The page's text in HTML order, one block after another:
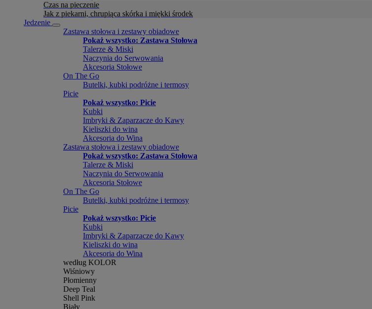
Czas na pieczenie
Jak z piekarni, chrupiąca skórka i miękki środek
Jedzenie
Zastawa stołowa i zestawy obiadowe
Pokaż wszystko: Zastawa Stołowa
Talerze & Miski
Naczynia do Serwowania
Akcesoria Stołowe
On The Go
Butelki, kubki podróżne i termosy
Picie
Pokaż wszystko: Picie
Kubki
Imbryki & Zaparzacze do Kawy
Kieliszki do wina
Akcesoria do Wina
Zastawa stołowa i zestawy obiadowe
Pokaż wszystko: Zastawa Stołowa
Talerze & Miski
Naczynia do Serwowania
Akcesoria Stołowe
On The Go
Butelki, kubki podróżne i termosy
Picie
Pokaż wszystko: Picie
Kubki
Imbryki & Zaparzacze do Kawy
Kieliszki do wina
Akcesoria do Wina
według KOLOR
Wiśniowy
Płomienny
Deep Teal
Shell Pink
Biały